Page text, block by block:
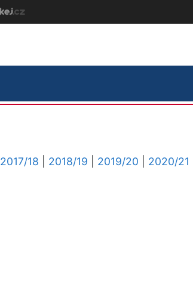
2017/18 2018/19 2019/20
2020/21